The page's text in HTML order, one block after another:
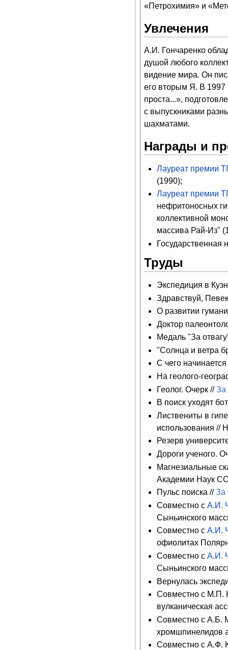
«Петрохимия» и
Увлечения
А.И. Гончаренко
душой любого
видение мира. Он
его вторым Я. В 1997
проста...»,
с выпускниками
шахматами.
Награды и
Лауреат премии
(1990);
Лауреат премии
нефритоносных
коллективной
массива Рай-Из"
Государственная
Труды
Экспедиция в
Здравствуй,
О развитии
Доктор
Медаль "За
"Солнца и ветра
С чего
На геолого-
Геолог. Очерк //За
В поиск уходят
Листвениты в
использования //
Резерв
Дороги ученого.
Магнезиальные
Академии Наук
Пульс поиска //За
Совместно сА.И.
Сыньинского
Совместно сА.И.
офиолитах
Совместно сА.И.
Сыньинского
Вернулась
Совместно с М.П.
вулканическая
Совместно с А.Б.
хромшпинелидов
Совместно с А.Ф.